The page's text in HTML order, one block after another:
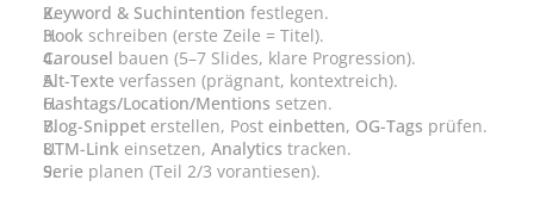
Keyword & Suchintention festlegen.
Hook schreiben (erste Zeile = Titel).
Carousel bauen (5–7 Slides, klare Progression).
Alt-Texte verfassen (prägnant, kontextreich).
Hashtags/Location/Mentions setzen.
Blog-Snippet erstellen, Post einbetten, OG-Tags prüfen.
UTM-Link einsetzen, Analytics tracken.
Serie planen (Teil 2/3 vorantiesen).